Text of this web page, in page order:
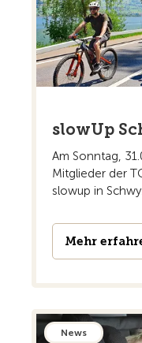
slowUp
Am Sonntag,
Mitglieder der
slowup in
Mehr
News